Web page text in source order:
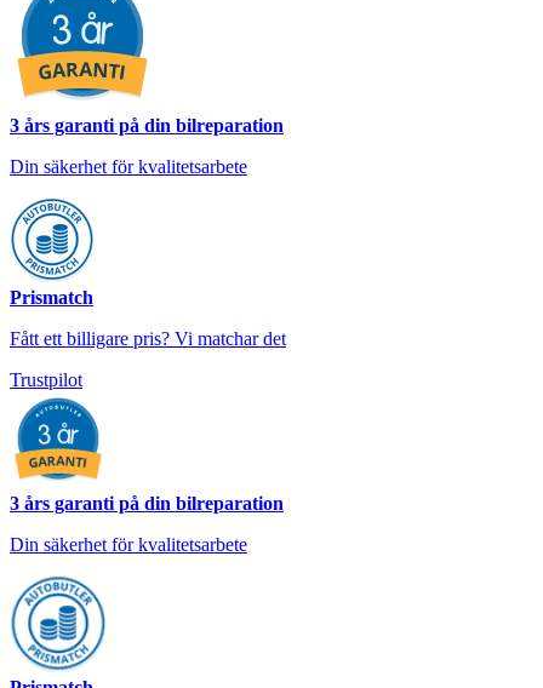
3 års garanti på din bilreparation
Din säkerhet för kvalitetsarbete
Prismatch
Fått ett billigare pris? Vi matchar det
Trustpilot
3 års garanti på din bilreparation
Din säkerhet för kvalitetsarbete